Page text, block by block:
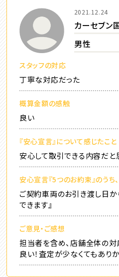
2021.12.24
カーセブン
男性
スタッフの対応
丁寧な対応だった
概算金額の感触
良い
『安心宣言』について感じたこと
安心して取引できる内容だと
安心宣言『5つのお約束』のうち
ご契約車両のお引き渡し日か
できます』
ご意見・ご感想
担当者を含め、店舗全体の対
良い！査定が少なくてもあり